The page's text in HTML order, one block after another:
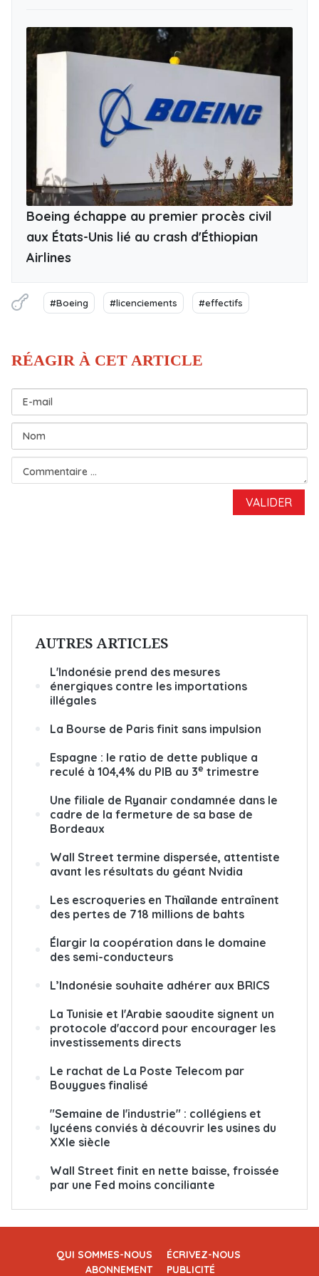
Boeing échappe au premier procès civil
aux États-Unis lié au crash d'Éthiopian
Airlines
#Boeing #licenciements #effectifs
AUTRES ARTICLES
L'Indonésie prend des mesures
énergiques contre les importations
illégales
La Bourse de Paris finit sans impulsion
Espagne : le ratio de dette publique a
reculé à 104,4% du PIB au 3e trimestre
Une filiale de Ryanair condamnée dans le
cadre de la fermeture de sa base de
Bordeaux
Wall Street termine dispersée, attentiste
avant les résultats du géant Nvidia
Les escroqueries en Thaïlande entraînent
des pertes de 718 millions de bahts
Élargir la coopération dans le domaine
des semi-conducteurs
L’Indonésie souhaite adhérer aux BRICS
La Tunisie et l'Arabie saoudite signent un
protocole d'accord pour encourager les
investissements directs
Le rachat de La Poste Telecom par
Bouygues finalisé
"Semaine de l'industrie" : collégiens et
lycéens conviés à découvrir les usines du
XXIe siècle
Wall Street finit en nette baisse, froissée
par une Fed moins conciliante
QUI SOMMES-NOUS
ÉCRIVEZ-NOUS
ABONNEMENT
PUBLICITÉ